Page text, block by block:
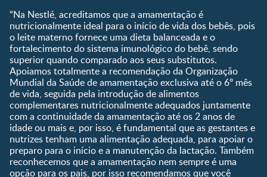
Fale conosco
Shopping
Compre Agora
Gravidez
Pós-Parto
0 a 5 meses
6 a 8 meses
9 a 12 meses
1 a 3 anos
Pré-escolar
Desenvolvimento
Ser Mãe e Pai
Nutrição, Alimentação e
Saúde
Ferramentas
Quando eu ficarei fértil?
Que dia meu bebê vai
nascer?
“Na Nestlé, acreditamos que a amamentação é
nutricionalmente ideal para o início de vida dos bebês, pois
o leite materno fornece uma dieta balanceada e o
fortalecimento do sistema imunológico do bebê, sendo
superior quando comparado aos seus substitutos.
Apoiamos totalmente a recomendação da Organização
Mundial da Saúde de amamentação exclusiva até o 6º mês
de vida, seguida pela introdução de alimentos
complementares nutricionalmente adequados juntamente
com a continuidade da amamentação até os 2 anos de
idade ou mais e, por isso, é fundamental que as gestantes e
nutrizes tenham uma alimentação adequada, para apoiar o
preparo para o início e a manutenção da lactação. Também
reconhecemos que a amamentação nem sempre é uma
opção para os pais, por isso recomendamos que você